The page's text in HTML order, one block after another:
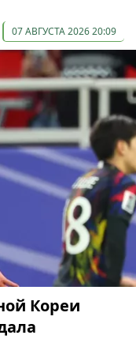
07 АВГУСТА 2026 20:09
Кореи